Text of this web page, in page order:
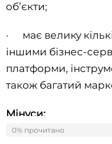
об’єкти;
· має велику
іншими бізнес-
платформи,
також багатий
Мінуси:
0% прочитано
0%